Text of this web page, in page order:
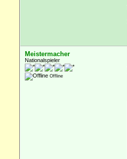
Meistermacher
Nationalspieler
Offline